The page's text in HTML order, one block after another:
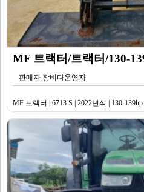
MF 트랙터/트랙터/130-
판매자 장비다운영자
MF 트랙터 | 6713 S | 2022년식 | 130-139hp